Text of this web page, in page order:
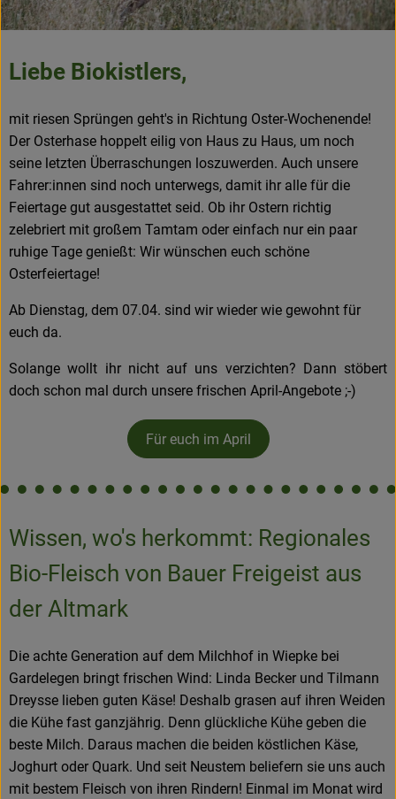
Frisches
Vorratskammer
Getränke
Jobkiste
So geht’s
Über Grünland
Blog
Liebe Biokistlers,
mit riesen Sprüngen geht's in Richtung Oster-Wochenende!
Der Osterhase hoppelt eilig von Haus zu Haus, um noch
seine letzten Überraschungen loszuwerden. Auch unsere
Fahrer:innen sind noch unterwegs, damit ihr alle für die
Feiertage gut ausgestattet seid. Ob ihr Ostern richtig
zelebriert mit großem Tamtam oder einfach nur ein paar
ruhige Tage genießt: Wir wünschen euch schöne
Osterfeiertage!
Ab Dienstag, dem 07.04. sind wir wieder wie gewohnt für
euch da.
Solange wollt ihr nicht auf uns verzichten? Dann stöbert
doch schon mal durch unsere frischen April-Angebote ;-)
Für euch im April
Wissen, wo's herkommt: Regionales
Bio-Fleisch von Bauer Freigeist aus
der Altmark
Die achte Generation auf dem Milchhof in Wiepke bei
Gardelegen bringt frischen Wind: Linda Becker und Tilmann
Dreysse lieben guten Käse! Deshalb grasen auf ihren Weiden
die Kühe fast ganzjährig. Denn glückliche Kühe geben die
beste Milch. Daraus machen die beiden köstlichen Käse,
Joghurt oder Quark. Und seit Neustem beliefern sie uns auch
mit bestem Fleisch von ihren Rindern! Einmal im Monat wird